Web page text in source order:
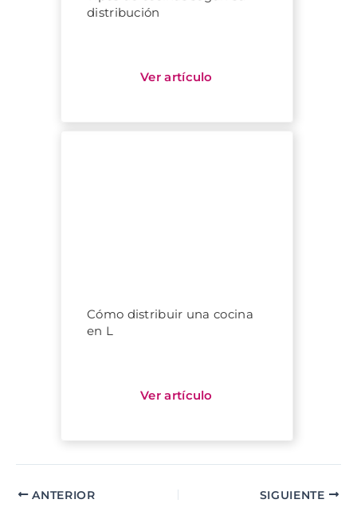
distribución
Cómo distribuir una cocina
en L
ANTERIOR SIGUIENTE